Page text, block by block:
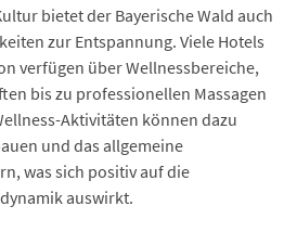
bietet der Bayerische Wald auch
zur Entspannung. Viele Hotels
verfügen über Wellnessbereiche,
bis zu professionellen Massagen
Aktivitäten können dazu
und das allgemeine
was sich positiv auf die
auswirkt.